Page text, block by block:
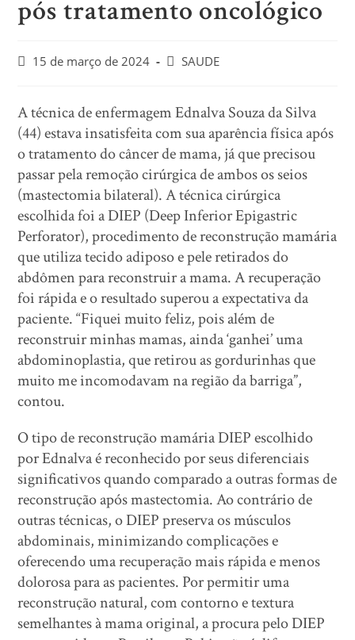
pós tratamento oncológico
15 de março de 2024 SAUDE
A técnica de enfermagem Ednalva Souza da Silva
(44) estava insatisfeita com sua aparência física após
o tratamento do câncer de mama, já que precisou
passar pela remoção cirúrgica de ambos os seios
(mastectomia bilateral). A técnica cirúrgica
escolhida foi a DIEP (Deep Inferior Epigastric
Perforator), procedimento de reconstrução mamária
que utiliza tecido adiposo e pele retirados do
abdômen para reconstruir a mama. A recuperação
foi rápida e o resultado superou a expectativa da
paciente. “Fiquei muito feliz, pois além de
reconstruir minhas mamas, ainda ‘ganhei’ uma
abdominoplastia, que retirou as gordurinhas que
muito me incomodavam na região da barriga”,
contou.
O tipo de reconstrução mamária DIEP escolhido
por Ednalva é reconhecido por seus diferenciais
significativos quando comparado a outras formas de
reconstrução após mastectomia. Ao contrário de
outras técnicas, o DIEP preserva os músculos
abdominais, minimizando complicações e
oferecendo uma recuperação mais rápida e menos
dolorosa para as pacientes. Por permitir uma
reconstrução natural, com contorno e textura
semelhantes à mama original, a procura pelo DIEP